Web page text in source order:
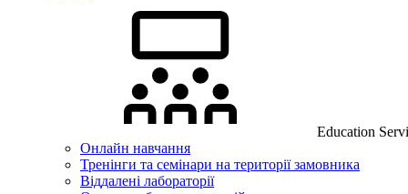
Education
Онлайн навчання
Тренінги та семінари на території замовника
Віддалені лабораторії